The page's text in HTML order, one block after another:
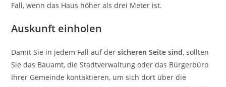
Fall, wenn das Haus höher als drei Meter ist.
Auskunft einholen
Damit Sie in jedem Fall auf dersicheren Seite sind, sollten
Sie das Bauamt, die Stadtverwaltung oder das Bürgerbüro
Ihrer Gemeinde kontaktieren, um sich dort über die